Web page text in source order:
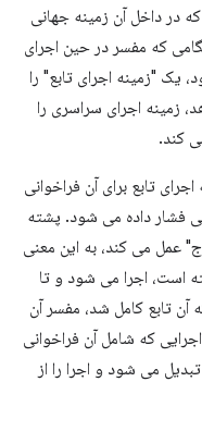
در داخل آن زمینه جهانی
که مفسر در حین اجرای
یک "زمینه اجرای تابع" را
زمینه اجرای سراسری را
کند.
تابع برای آن فراخوانی
فشار داده می شود. پشته
عمل می کند، به این معنی
است، اجرا می شود و تا
آن تابع کامل شد، مفسر آن
که شامل آن فراخوانی
می شود و اجرا را از